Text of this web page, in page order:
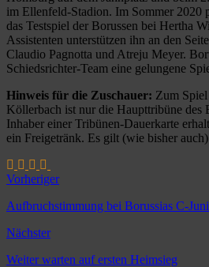
im Ellenfeld-Stadion. Im Sommer 2020
das Testspiel der Borussen bei Hertha
Assistenten unterstützen ihn an den
Claudio Pagnotta und Atreju Meyer.
Schiedsrichter-Team eine gelungene
Hinweis für die Zuschauer: Zum
Köllerbach ist nur die Haupttribüne des
Inhaber einer Tribünen-Dauerkarte
ein Freigetränk. Es gilt (wie bisher
Vorheriger
Aufbruchstimmung bei Borussias C-
Nächster
Weiter warten auf ersten Heimsieg